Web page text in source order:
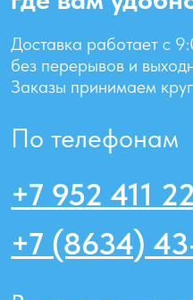
Политика конфиденциальности